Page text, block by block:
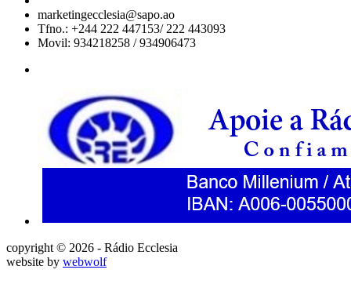
marketingecclesia@sapo.ao
Tfno.: +244 222 447153/ 222 443093
Movil: 934218258 / 934906473
copyright © 2026 - Rádio Ecclesia
website by webwolf